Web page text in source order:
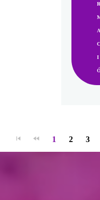
R
A
C
I
1 2 3